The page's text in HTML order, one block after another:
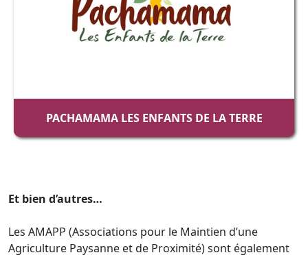
PACHAMAMA LES ENFANTS DE LA TERRE
Et bien d’autres…
Les AMAPP (Associations pour le Maintien d’une
Agriculture Paysanne et de Proximité) sont également